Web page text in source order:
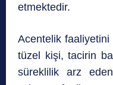
etmektedir.
Acentelik
tüzel kişi, tacirin
süreklilik arz